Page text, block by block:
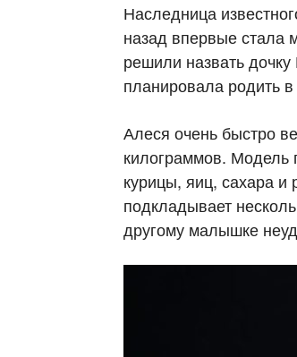
Наследница
назад впервые стала
решили назвать
планировала родить
Алеся очень быстро
килограммов. Модель
курицы, яиц, сахара
подкладывает
другому малышке